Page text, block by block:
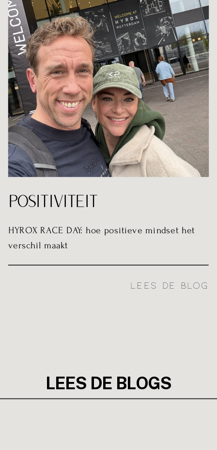
LEES DE BLOG
HYROX RACE DAY: hoe positieve mindset het
verschil maakt
POSITIVITEIT
LEES DE BLOGS